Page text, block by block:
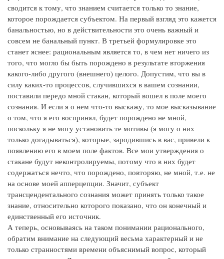
сводится к тому, что знанием считается только то знание,
которое порождается субъектом. На первый взгляд это кажется
банальностью, но в действительности это очень важный и
совсем не банальный пункт. В третьей формулировке это
станет яснее: рациональным является то, в чем нет ничего из
того, что могло бы быть порождено в результате вторжения
какого-либо другого (внешнего) целого. Допустим, что вы в
силу каких-то процессов, случившихся в вашем сознании,
поставили передо мной стакан, который вошел в поле моего
сознания. И если я о нем что-то выскажу, то мое высказывание
о том, что я его воспринял, будет порождено не мной,
поскольку я не могу установить те мотивы (я могу о них
только догадываться), которые, зародившись в вас, привели к
появлению его в моем поле фактов. Все мои утверждения о
стакане будут неконтролируемы, потому что в них будет
содержаться нечто, что порождено, повторяю, не мной, т.е. не
на основе моей апперцепции. Значит, субъект
трансцендентального сознания может принять только такое
знание, относительно которого показано, что он конечный и
единственный его источник.
А теперь, основываясь на таком понимании рационального,
обратим внимание на следующий весьма характерный и не
только странностями времени объяснимый вопрос, который